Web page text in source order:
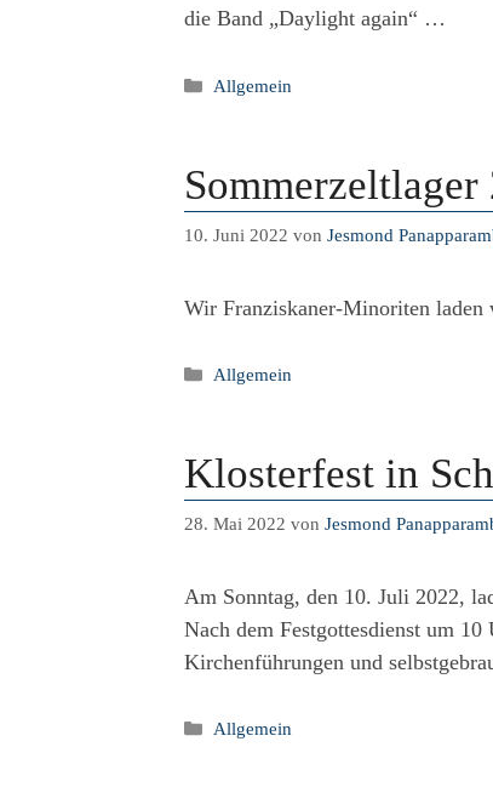
die Band „Daylight again“ …
Kategorien
Allgemein
Sommerzeltlager
10. Juni 2022 von Jesmond
Wir Franziskaner-Minoriten laden
Kategorien
Allgemein
Klosterfest in
28. Mai 2022 von Jesmond
Am Sonntag, den 10. Juli 2022,
Nach dem Festgottesdienst um
Kirchenführungen und
Kategorien
Allgemein